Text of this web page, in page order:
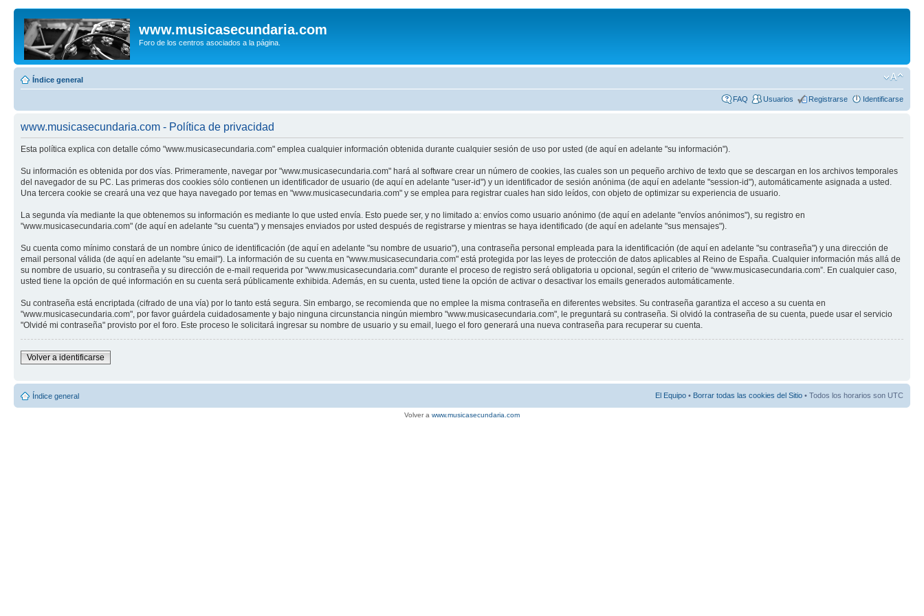
www.musicasecundaria.com
Foro de los centros asociados a la página.
Índice general
FAQ Usuarios Registrarse Identificarse
www.musicasecundaria.com - Política de privacidad
Esta política explica con detalle cómo "www.musicasecundaria.com" emplea cualquier información obtenida durante cualquier sesión de uso por usted (de aquí en adelante "su información").
Su información es obtenida por dos vías. Primeramente, navegar por "www.musicasecundaria.com" hará al software crear un número de cookies, las cuales son un pequeño archivo de texto que se descargan en los archivos temporales
del navegador de su PC. Las primeras dos cookies sólo contienen un identificador de usuario (de aquí en adelante "user-id") y un identificador de sesión anónima (de aquí en adelante "session-id"), automáticamente asignada a usted.
Una tercera cookie se creará una vez que haya navegado por temas en "www.musicasecundaria.com" y se emplea para registrar cuales han sido leídos, con objeto de optimizar su experiencia de usuario.
La segunda vía mediante la que obtenemos su información es mediante lo que usted envía. Esto puede ser, y no limitado a: envíos como usuario anónimo (de aquí en adelante "envíos anónimos"), su registro en
"www.musicasecundaria.com" (de aquí en adelante "su cuenta") y mensajes enviados por usted después de registrarse y mientras se haya identificado (de aquí en adelante "sus mensajes").
Su cuenta como mínimo constará de un nombre único de identificación (de aquí en adelante "su nombre de usuario"), una contraseña personal empleada para la identificación (de aquí en adelante "su contraseña") y una dirección de
email personal válida (de aquí en adelante "su email"). La información de su cuenta en "www.musicasecundaria.com" está protegida por las leyes de protección de datos aplicables al Reino de España. Cualquier información más allá de
su nombre de usuario, su contraseña y su dirección de e-mail requerida por "www.musicasecundaria.com" durante el proceso de registro será obligatoria u opcional, según el criterio de “www.musicasecundaria.com”. En cualquier caso,
usted tiene la opción de qué información en su cuenta será públicamente exhibida. Además, en su cuenta, usted tiene la opción de activar o desactivar los emails generados automáticamente.
Su contraseña está encriptada (cifrado de una vía) por lo tanto está segura. Sin embargo, se recomienda que no emplee la misma contraseña en diferentes websites. Su contraseña garantiza el acceso a su cuenta en
"www.musicasecundaria.com", por favor guárdela cuidadosamente y bajo ninguna circunstancia ningún miembro "www.musicasecundaria.com", le preguntará su contraseña. Si olvidó la contraseña de su cuenta, puede usar el servicio
"Olvidé mi contraseña" provisto por el foro. Este proceso le solicitará ingresar su nombre de usuario y su email, luego el foro generará una nueva contraseña para recuperar su cuenta.
Volver a identificarse
Índice general El Equipo • Borrar todas las cookies del Sitio • Todos los horarios son UTC
Volver a www.musicasecundaria.com